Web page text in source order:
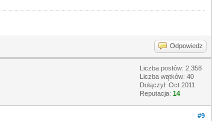
Odpowiedz
Liczba postów: 2,358
Liczba wątków: 40
Dołączył: Oct 2011
Reputacja: 14
#9